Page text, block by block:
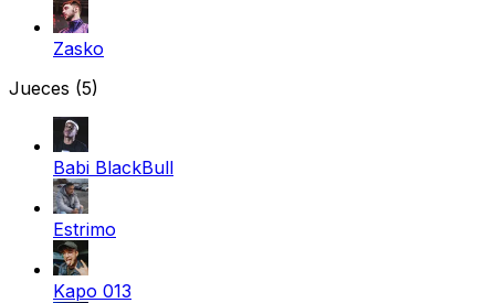
Zasko
Jueces (5)
Babi BlackBull
Estrimo
Kapo 013